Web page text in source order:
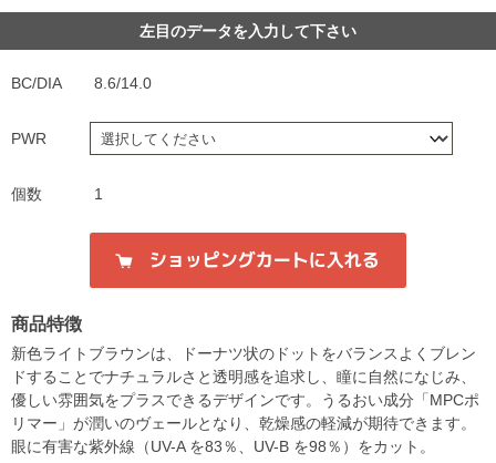
左目のデータを入力して下さい
BC/DIA 8.6/14.0
PWR
個数 1
商品特徴
新色ライトブラウンは、ドーナツ状のドットをバランスよくブレン
ドすることでナチュラルさと透明感を追求し、瞳に自然になじみ、
優しい雰囲気をプラスできるデザインです。うるおい成分「MPCポ
リマー」が潤いのヴェールとなり、乾燥感の軽減が期待できます。
眼に有害な紫外線（UV-A を83％、UV-B を98％）をカット。